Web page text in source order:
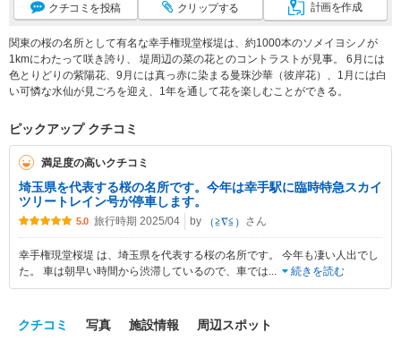
クチコミ を投稿 クリップする 計画を作成
関東の桜の名所として有名な幸手権現堂桜堤は、約1000本のソメイヨシノが
1kmにわたって咲き誇り、 堤周辺の菜の花とのコントラストが見事。 6月には
色とりどりの紫陽花、9月には真っ赤に染まる曼珠沙華（彼岸花）、1月には白
い可憐な水仙が見ごろを迎え、1年を通して花を楽しむことができる。
ピックアップ クチコミ
満足度の高いクチコミ
埼玉県を代表する桜の名所です。今年は幸手駅に臨時特急スカイ
ツリートレイン号が停車します。
5.0 旅行時期 2025/04 by （≧∇≦） さん
幸手権現堂桜堤 は、埼玉県を代表する桜の名所です。 今年も凄い人出でし
た。 車は朝早い時間から渋滞しているので、車では... 続きを読む
クチコミ 写真 施設情報 周辺スポット